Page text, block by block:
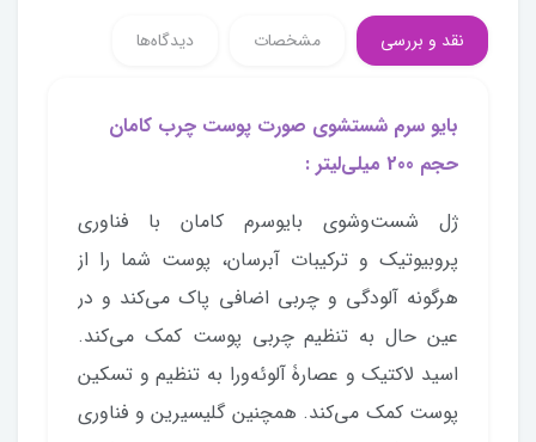
نقد و بررسی مشخصات دیدگاه‌ها
بایو سرم شستشوی صورت پوست چرب کامان
حجم 200 میلی‌لیتر :
ژل شست‌وشوی بایوسرم کامان با فناوری
پروبیوتیک و ترکیبات آبرسان، پوست شما را از
هرگونه آلودگی و چربی اضافی پاک می‌کند و در
عین حال به تنظیم چربی پوست کمک می‌کند.
اسید لاکتیک و عصارۀ آلوئه‌ورا به تنظیم و تسکین
پوست کمک می‌کند. همچنین گلیسیرین و فناوری